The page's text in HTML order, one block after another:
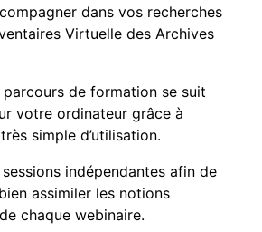
dans vos recherches
Virtuelle des Archives
de formation se suit
votre ordinateur grâce à
simple d’utilisation.
indépendantes afin de
assimiler les notions
chaque webinaire.